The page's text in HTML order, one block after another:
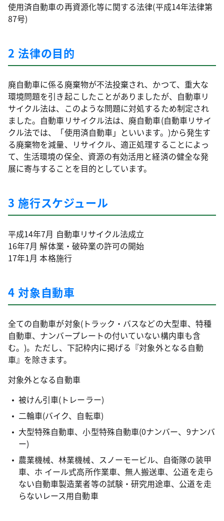
使用済自動車の再資源化等に関する法律(平成14年法律第
87号)
2 法律の目的
廃自動車に係る廃棄物が不法投棄され、かつて、重大な
環境問題を引き起こしたことがありましたが、自動車リ
サイクル法は、このような問題に対処するため制定され
ました。自動車リサイクル法は、廃自動車(自動車リサイ
クル法では、「使用済自動車」といいます。)から発生す
る廃棄物を減量、リサイクル、適正処理することによっ
て、生活環境の保全、資源の有効活用と経済の健全な発
展に寄与することを目的としています。
3 施行スケジュール
平成14年7月 自動車リサイクル法成立
16年7月 解体業・破砕業の許可の開始
17年1月 本格施行
4 対象自動車
全ての自動車が対象(トラック・バスなどの大型車、特種
自動車、ナンバープレートの付いていない構内車も含
む。)。ただし、下記枠内に掲げる『対象外となる自動
車』を除きます。
対象外となる自動車
被けん引車(トレーラー)
二輪車(バイク、自転車)
大型特殊自動車、小型特殊自動車(0ナンバー、9ナンバ
ー)
農業機械、林業機械、スノーモービル、自衛隊の装甲
車、ホ イール式高所作業車、無人搬送車、公道を走ら
ない自動車製造業者等の試験・研究用途車、公道を走
らないレース用自動車